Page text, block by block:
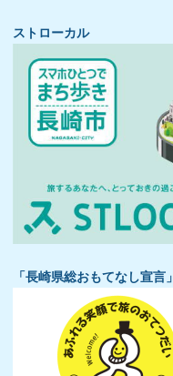
ストローカル
「長崎県総おもてなし宣言」